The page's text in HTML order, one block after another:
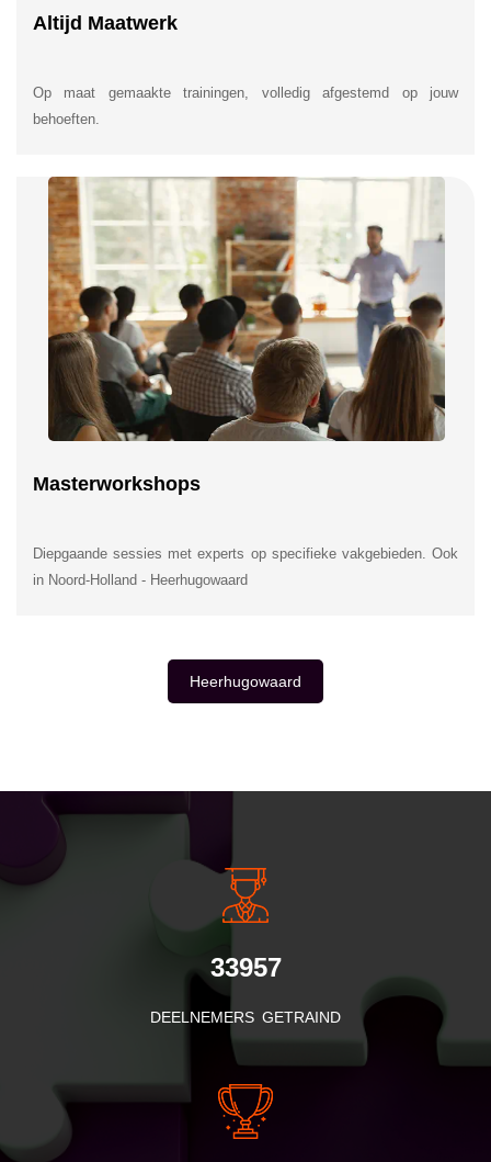
Altijd Maatwerk
Op maat gemaakte trainingen, volledig afgestemd op jouw
behoeften.
Masterworkshops
Diepgaande sessies met experts op specifieke vakgebieden. Ook
in Noord-Holland - Heerhugowaard
Heerhugowaard
INSIDE INFORMATIE
33957
DEELNEMERS GETRAIND